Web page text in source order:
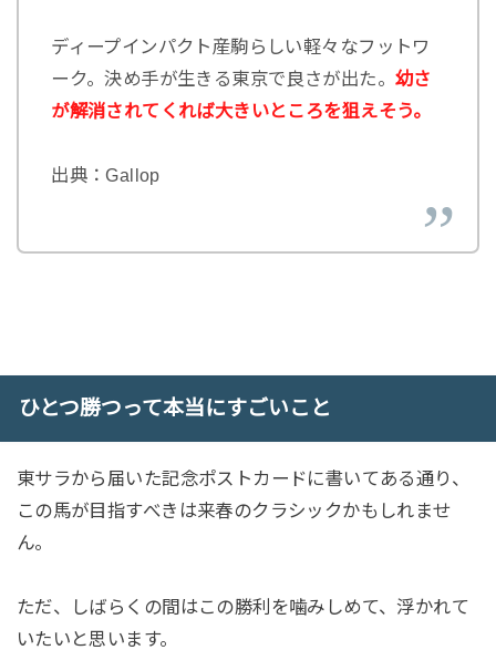
ディープインパクト産駒らしい軽々なフットワ
ーク。決め手が生きる東京で良さが出た。 幼さ
が解消されてくれば大きいところを狙えそう。
出典：Gallop
ひとつ勝つって本当にすごいこと
東サラから届いた記念ポストカードに書いてある通り、
この馬が目指すべきは来春のクラシックかもしれませ
ん。
ただ、しばらくの間はこの勝利を噛みしめて、浮かれて
いたいと思います。